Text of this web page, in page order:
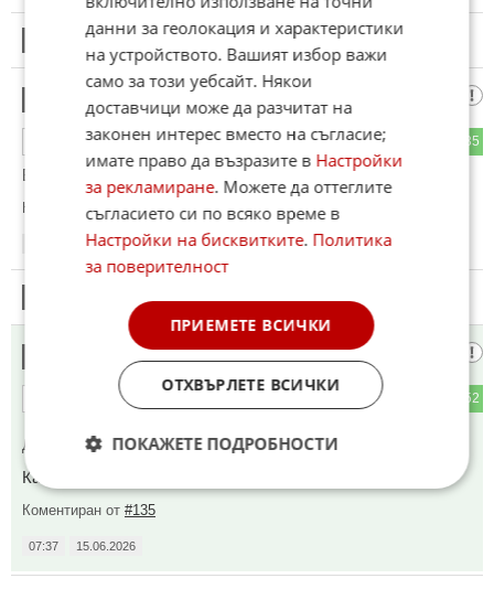
Този коментар е премахнат от модератор.
35
ОТГОВОР
ВСУ отрязаха Крим.
Коментиран от#103
15.06.2026
Този коментар е премахнат от модератор.
52
До коментар #17от "КАЯ КАЛАС":
Кая Калната ?
Коментиран от #135
07:37 15.06.2026
данни за геолокация и характеристики
на устройството. Вашият избор важи
само за този уебсайт. Някои
доставчици може да разчитат на
законен интерес вместо на съгласие;
имате право да възразите в Настройки
за рекламиране. Можете да оттеглите
съгласието си по всяко време в
Настройки на бисквитките. Политика
за поверителност
ПРИЕМЕТЕ ВСИЧКИ
ОТХВЪРЛЕТЕ ВСИЧКИ
ПОКАЖЕТЕ ПОДРОБНОСТИ